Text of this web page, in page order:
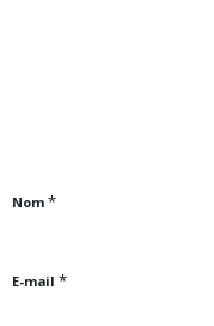
Nom *
E-mail *